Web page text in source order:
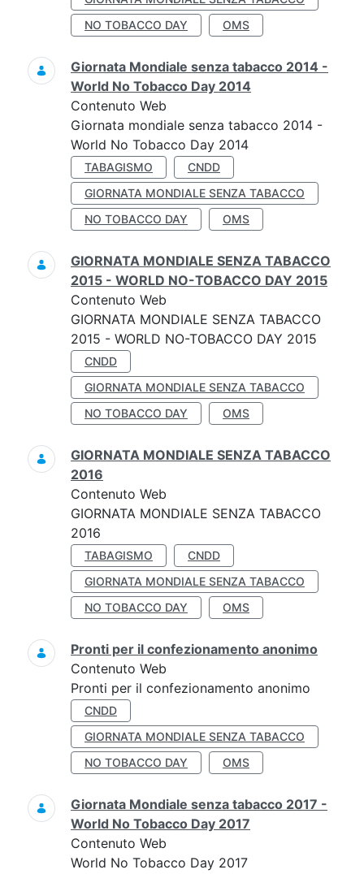
NO TOBACCO DAY
OMS
Giornata Mondiale senza tabacco 2014 -
World No Tobacco Day 2014
Contenuto Web
Giornata mondiale senza tabacco 2014 -
World No Tobacco Day 2014
TABAGISMO
CNDD
GIORNATA MONDIALE SENZA TABACCO
NO TOBACCO DAY
OMS
GIORNATA MONDIALE SENZA TABACCO
2015 - WORLD NO-TOBACCO DAY 2015
Contenuto Web
GIORNATA MONDIALE SENZA TABACCO
2015 - WORLD NO-TOBACCO DAY 2015
CNDD
GIORNATA MONDIALE SENZA TABACCO
NO TOBACCO DAY
OMS
GIORNATA MONDIALE SENZA TABACCO
2016
Contenuto Web
GIORNATA MONDIALE SENZA TABACCO
2016
TABAGISMO
CNDD
GIORNATA MONDIALE SENZA TABACCO
NO TOBACCO DAY
OMS
Pronti per il confezionamento anonimo
Contenuto Web
Pronti per il confezionamento anonimo
CNDD
GIORNATA MONDIALE SENZA TABACCO
NO TOBACCO DAY
OMS
Giornata Mondiale senza tabacco 2017 -
World No Tobacco Day 2017
Contenuto Web
World No Tobacco Day 2017